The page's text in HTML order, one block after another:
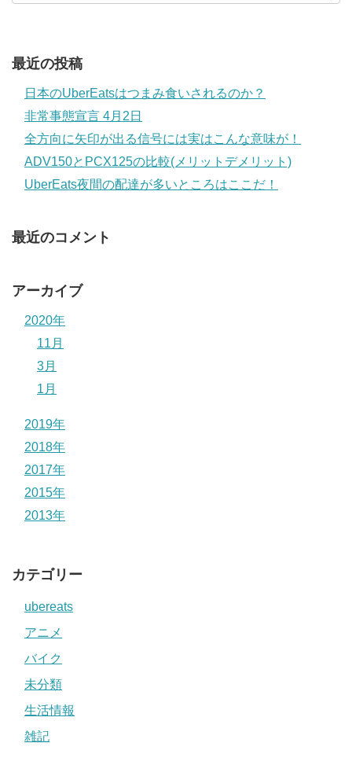
最近の投稿
日本のUberEatsはつまみ食いされるのか？
非常事態宣言 4月2日
全方向に矢印が出る信号には実はこんな意味が！
ADV150とPCX125の比較(メリットデメリット)
UberEats夜間の配達が多いところはここだ！
最近のコメント
アーカイブ
2020年
11月
3月
1月
2019年
2018年
2017年
2015年
2013年
カテゴリー
ubereats
アニメ
バイク
未分類
生活情報
雑記